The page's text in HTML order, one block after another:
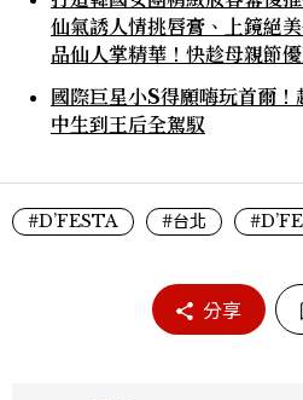
仙氣誘人情挑唇膏、上鏡絕
品仙人掌精華！快趁母親節優
國際巨星小S得願嗨玩首爾
中生到王后全駕馭
#D’FESTA #台北
分享